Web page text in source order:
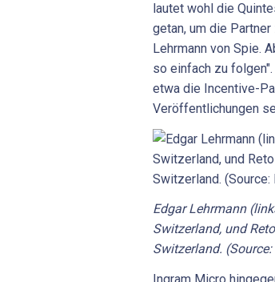
lautet wohl die
getan, um die
Lehrmann von Spie.
so einfach zu
etwa die Incentive-
Veröffentlichungen
Edgar Lehrmann
Switzerland, und
Switzerland.